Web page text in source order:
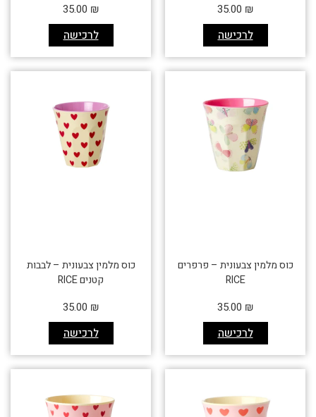
לרכישה
35.00 ₪
לרכישה
35.00 ₪
כוס מלמין צבעונית – פרפרים
RICE
לרכישה
35.00 ₪
כוס מלמין צבעונית – לבבות
קטנים RICE
לרכישה
35.00 ₪